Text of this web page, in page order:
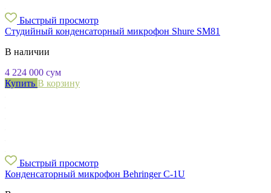
Быстрый просмотр
Студийный конденсаторный микрофон Shure SM81
В наличии
4 224 000 сум
Купить В корзину
Быстрый просмотр
Конденсаторный микрофон Behringer C-1U